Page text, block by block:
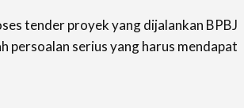
tender proyek yang dijalankan BPBJ
persoalan serius yang harus mendapat